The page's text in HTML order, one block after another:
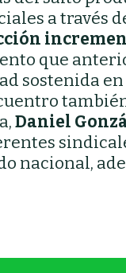
a través
que
sostenida
Daniel
nacional,